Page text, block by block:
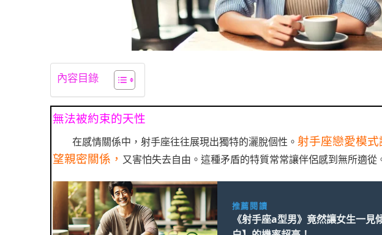
內容目錄
無法被約束的天性
在感情關係中，射手座往往展現出獨特的灑脫個性。 射手座戀愛模
望親密關係， 又害怕失去自由。這種矛盾的特質常常讓伴侶感到無所適從
推薦閱讀
《射手座a型男》竟然讓女生一